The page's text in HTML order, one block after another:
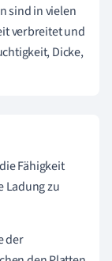
sind in vielen
verbreitet und
Dicke,
Fähigkeit
Ladung zu
der